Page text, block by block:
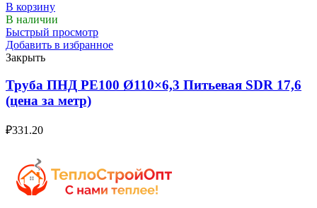
В корзину
В наличии
Быстрый просмотр
Добавить в избранное
Закрыть
Труба ПНД РЕ100 Ø110×6,3 Питьевая SDR 17,6
(цена за метр)
₽331.20